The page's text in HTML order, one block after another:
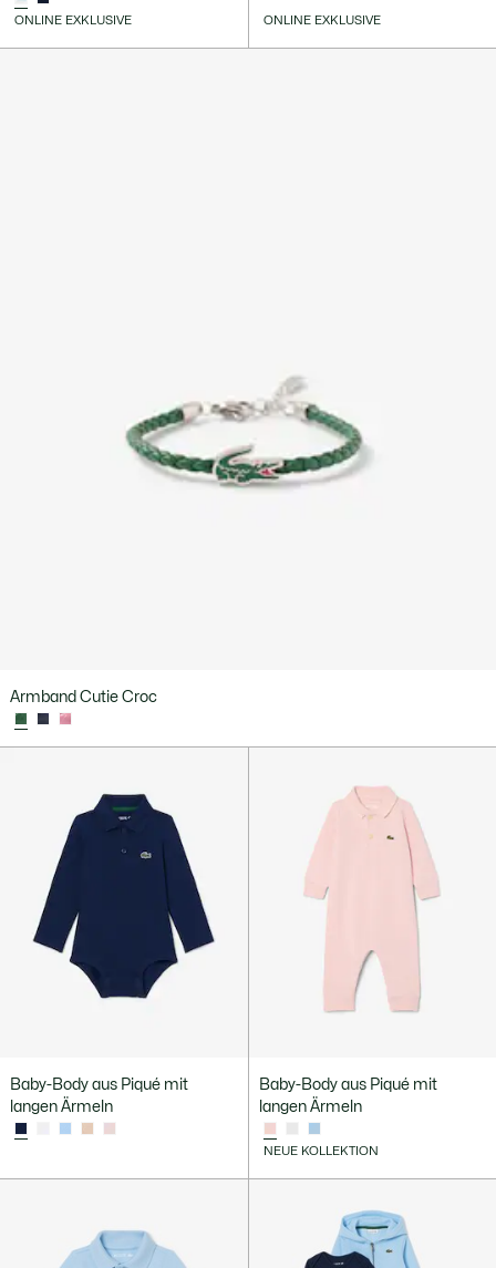
ONLINE EXKLUSIVE ONLINE EXKLUSIVE
Armband Cutie Croc
Baby-Body aus Piqué mit
langen Ärmeln
Baby-Body aus Piqué mit
langen Ärmeln
NEUE KOLLEKTION